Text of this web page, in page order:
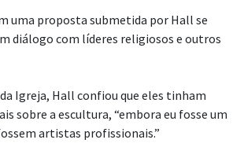
uma proposta submetida por Hall se
diálogo com líderes religiosos e outros
Igreja, Hall confiou que eles tinham
sobre a escultura, “embora eu fosse um
artistas profissionais.”